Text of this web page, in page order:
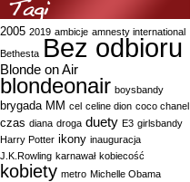
Tagi
2005 2019 ambicje amnesty international
Bethesta Bez odbioru
Blonde on Air
blondeonair boysbandy
brygada MM cel celine dion coco chanel
czas diana droga duety E3 girlsbandy
Harry Potter ikony inauguracja
J.K.Rowling karnawał kobiecość
kobiety metro Michelle Obama